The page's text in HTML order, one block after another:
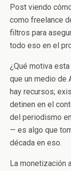
Post viendo
como freelance
filtros para
todo eso en el
¿Qué motiva
que un medio de
hay recursos;
detinen en el
del periodismo
— es algo que
década en eso.
La monetización